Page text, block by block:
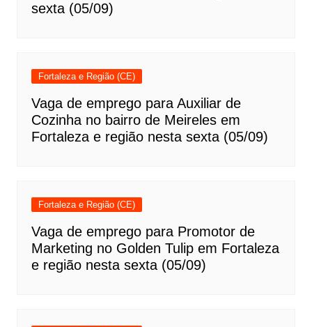
sexta (05/09)
Fortaleza e Região (CE)
Vaga de emprego para Auxiliar de
Cozinha no bairro de Meireles em
Fortaleza e região nesta sexta (05/09)
Fortaleza e Região (CE)
Vaga de emprego para Promotor de
Marketing no Golden Tulip em Fortaleza
e região nesta sexta (05/09)